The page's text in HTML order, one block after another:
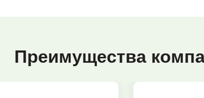
Преимущества